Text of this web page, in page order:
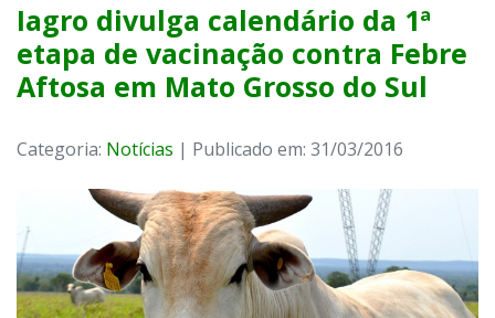
Iagro divulga calendário da 1ª
etapa de vacinação contra Febre
Aftosa em Mato Grosso do Sul
Categoria: Notícias | Publicado em: 31/03/2016